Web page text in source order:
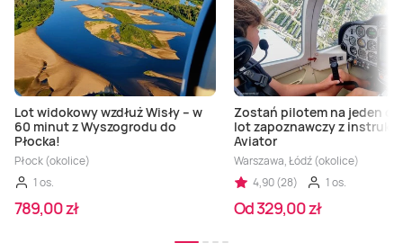
Lot widokowy wzdłuż Wisły – w
60 minut z Wyszogrodu do
Płocka!
Płock (okolice)
1 os.
789,00 zł
Zostań pilotem na jeden
lot zapoznawczy z
Aviator
Warszawa, Łódź (okolice)
4,90 (28)
1 os.
Od 329,00 zł